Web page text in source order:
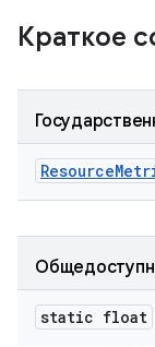
Краткое
Resource
static float